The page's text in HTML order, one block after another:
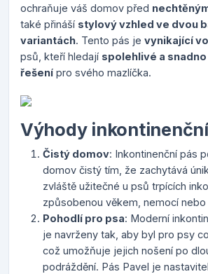
ochraňuje váš domov před
také přináší stylový vzhled ve dvou
variantách. Tento pás je vynikající
psů, kteří hledají spolehlivé a
řešení pro svého mazlíčka.
Výhody
Čistý domov: Inkontinenční pás
domov čistý tím, že zachytává
zvláště užitečné u psů trpících
způsobenou věkem, nemocí
Pohodlí pro psa: Moderní
je navrženy tak, aby byl pro psy
což umožňuje jejich nošení po
podráždění. Pás Pavel je